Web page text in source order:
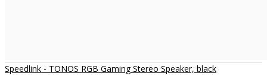
Speedlink - TONOS RGB Gaming Stereo Speaker, black